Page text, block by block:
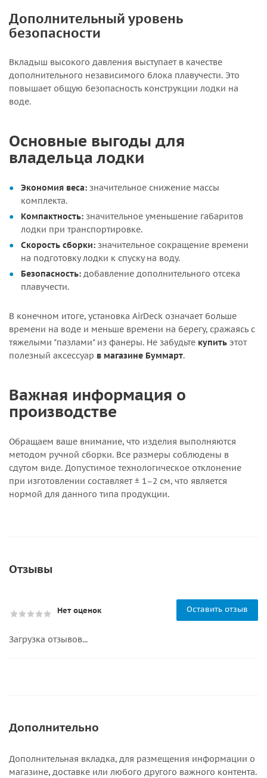
Дополнительный уровень
безопасности
Вкладыш высокого давления выступает в качестве
дополнительного независимого блока плавучести. Это
повышает общую безопасность конструкции лодки на
воде.
Основные выгоды для
владельца лодки
Экономия веса: значительное снижение массы
комплекта.
Компактность: значительное уменьшение габаритов
лодки при транспортировке.
Скорость сборки: значительное сокращение времени
на подготовку лодки к спуску на воду.
Безопасность: добавление дополнительного отсека
плавучести.
В конечном итоге, установка AirDeck означает больше
времени на воде и меньше времени на берегу, сражаясь с
тяжелыми "пазлами" из фанеры. Не забудьте купить этот
полезный аксессуар в магазине Буммарт.
Важная информация о
производстве
Обращаем ваше внимание, что изделия выполняются
методом ручной сборки. Все размеры соблюдены в
сдутом виде. Допустимое технологическое отклонение
при изготовлении составляет ± 1–2 см, что является
нормой для данного типа продукции.
Отзывы
Нет оценок Оставить отзыв
Загрузка отзывов...
Дополнительно
Дополнительная вкладка, для размещения информации о
магазине, доставке или любого другого важного контента.